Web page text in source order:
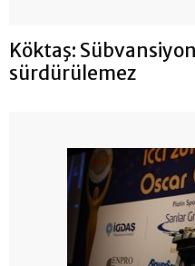
Köktaş:
sürdürülemez